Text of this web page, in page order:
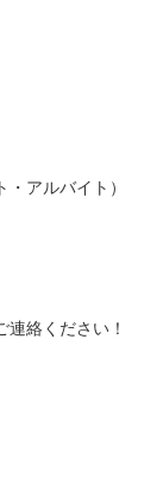
アルバイト）
絡ください！